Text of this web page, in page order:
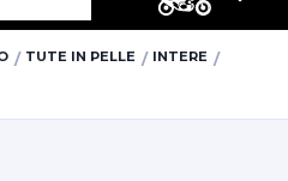
TUTE IN PELLE
INTERE